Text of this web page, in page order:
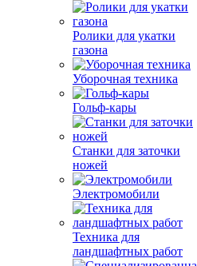
Ролики для укатки
газона
Уборочная техника
Гольф-кары
Станки для заточки
ножей
Электромобили
Техника для
ландшафтных работ